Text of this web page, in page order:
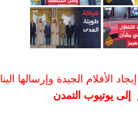
الأفلام الجيدة وإرسالها الينا
إلى يوتيوب التمدن